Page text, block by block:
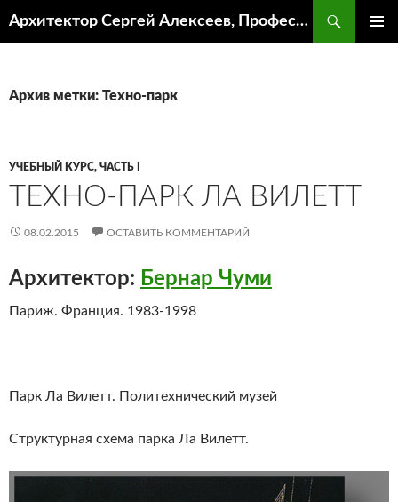
Архитектор Сергей Алексеев, Профессор кафедры ИА и АР ААИ ЮФУ
Архив метки: Техно-парк
УЧЕБНЫЙ КУРС, ЧАСТЬ I
ТЕХНО-ПАРК ЛА ВИЛЕТТ
08.02.2015 ОСТАВИТЬ КОММЕНТАРИЙ
Архитектор: Бернар Чуми
Париж. Франция. 1983-1998
Парк Ла Вилетт. Политехнический музей
Структурная схема парка Ла Вилетт.